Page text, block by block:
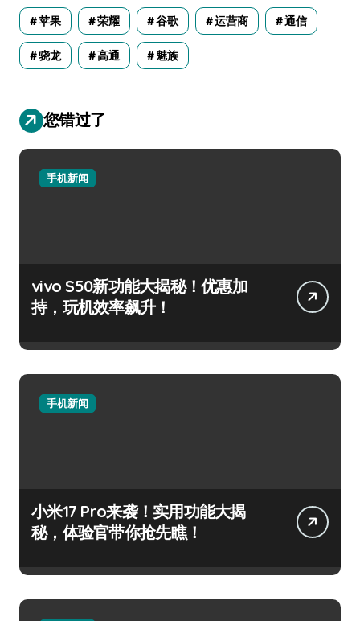
苹果 荣耀 谷歌 运营商 通信
骁龙 高通 魅族
您错过了
手机新闻
vivo S50新功能大揭秘！优惠加
持，玩机效率飙升！
手机新闻
小米17 Pro来袭！实用功能大揭
秘，体验官带你抢先瞧！